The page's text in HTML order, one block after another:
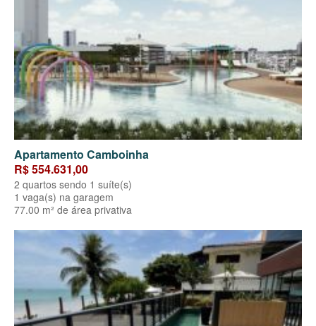
Apartamento Camboinha
R$ 554.631,00
2 quartos sendo 1 suíte(s)
1 vaga(s) na garagem
77.00 m² de área privativa